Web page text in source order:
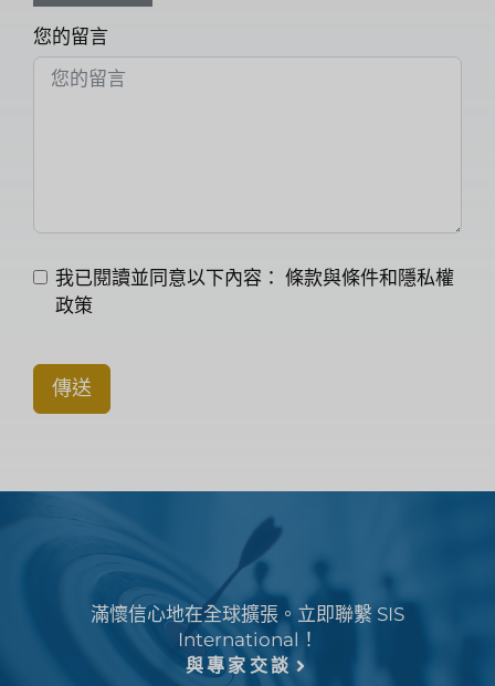
您的留言
我已閱讀並同意以下內容： 條款與條件和隱私權
政策
傳送
滿懷信心地在全球擴張。立即聯繫 SIS
International！
與專家交談